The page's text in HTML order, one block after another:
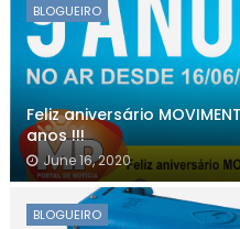
BLOGUEIRO
Feliz aniversário
anos !!!
June 16, 2020
BLOGUEIRO